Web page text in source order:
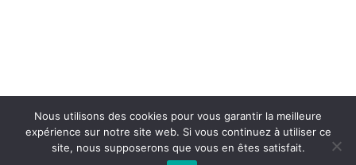
© Copyright 2021 | Un site crée par l'agence de
BrandingCecydi|Conditions Générales -
Nous utilisons des cookies pour vous garantir la meilleure
expérience sur notre site web. Si vous continuez à utiliser ce
site, nous supposerons que vous en êtes satisfait.